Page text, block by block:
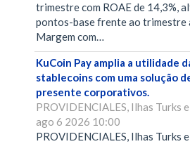
trimestre com ROAE de 14,3%,
pontos-base frente ao
Margem com…
KuCoin Pay amplia a utilidade
stablecoins com uma solução
presente corporativos.
PROVIDENCIALES, Ilhas Turks
ago 6 2026 10:00
PROVIDENCIALES, Ilhas Turks